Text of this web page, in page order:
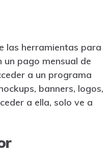
las herramientas para
un pago mensual de
a un programa
banners, logos,
a ella, solo ve a